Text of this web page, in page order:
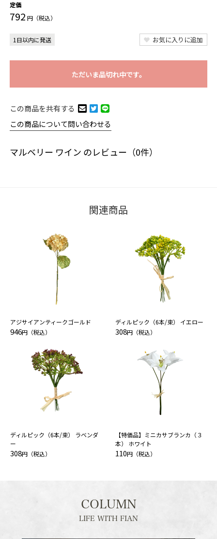
定価
792 円（税込）
1日以内に発送 お気に入りに追加
ただいま品切れ中です。
この商品を共有する
この商品について問い合わせる
マルベリー ワイン のレビュー（0件）
関連商品
アジサイアンティークゴールド
946円（税込）
ディルピック（6本/束） イエロー
308円（税込）
ディルピック（6本/束） ラベンダ
ー
308円（税込）
【特価品】ミニカサブランカ（３
本） ホワイト
110円（税込）
COLUMN
LIFE WITH FIAN